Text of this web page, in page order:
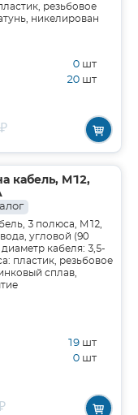
резьбовое
никелирован
0 шт
20 шт
₽
кабель, M12,
3 полюса, M12,
угловой (90
диаметр кабеля: 3,5-
пластик, резьбовое
сплав,
19 шт
0 шт